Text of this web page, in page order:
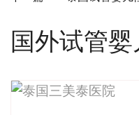
国外试管